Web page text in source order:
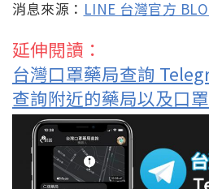
消息來源： LINE 台灣官方
延伸閱讀：
台灣口罩藥局查詢
查詢附近的藥局以及口